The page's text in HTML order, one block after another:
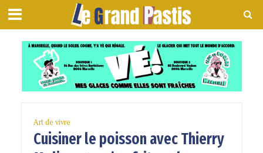
Art de vivre
Cuisiner le poisson avec Thierry